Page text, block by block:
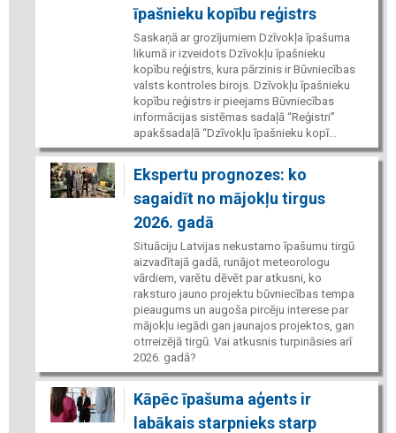
īpašnieku kopību reģistrs
Saskaņā ar grozījumiem Dzīvokļa īpašuma
likumā ir izveidots Dzīvokļu īpašnieku
kopību reģistrs, kura pārzinis ir Būvniecības
valsts kontroles birojs. Dzīvokļu īpašnieku
kopību reģistrs ir pieejams Būvniecības
informācijas sistēmas sadaļā “Reģistri”
apakšsadaļā “Dzīvokļu īpašnieku kopī...
Ekspertu prognozes: ko
sagaidīt no mājokļu tirgus
2026. gadā
Situāciju Latvijas nekustamo īpašumu tirgū
aizvadītajā gadā, runājot meteorologu
vārdiem, varētu dēvēt par atkusni, ko
raksturo jauno projektu būvniecības tempa
pieaugums un augoša pircēju interese par
mājokļu iegādi gan jaunajos projektos, gan
otrreizējā tirgū. Vai atkusnis turpināsies arī
2026. gadā?
Kāpēc īpašuma aģents ir
labākais starpnieks starp